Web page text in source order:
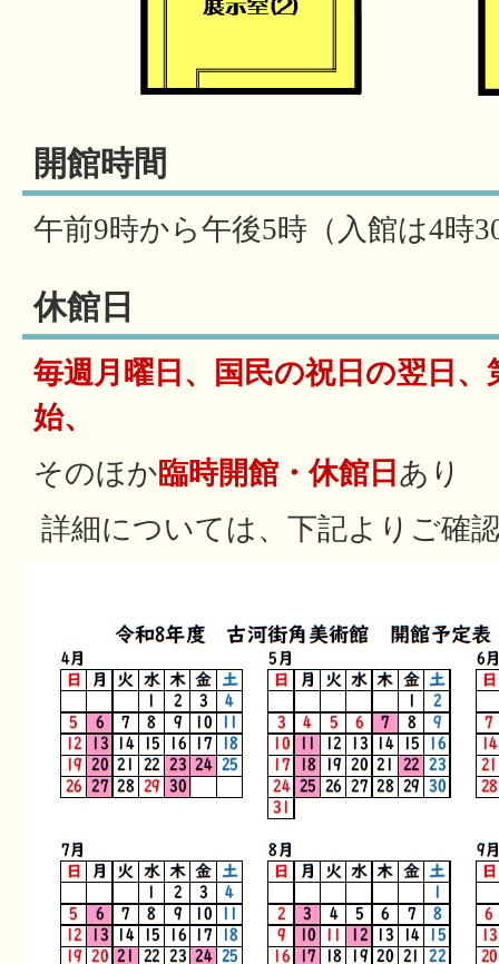
開館時間
午前9時から午後5時（入館は4時
休館日
毎週月曜日、国民の祝日の翌日、
始、
そのほか臨時開館・休館日 あり
詳細については、下記よりご確